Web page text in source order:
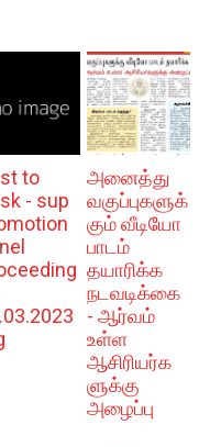
to
- sup
அனைத்து
வகுப்புகளுக்
கும் வீடியோ
பாடம்
தயாரிக்க
நடவடிக்கை
- ஆர்வம்
உள்ள
ஆசிரியர்க
ளுக்கு
அழைப்பு